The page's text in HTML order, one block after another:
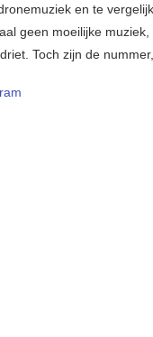
en te
geen moeilijke
Toch zijn de